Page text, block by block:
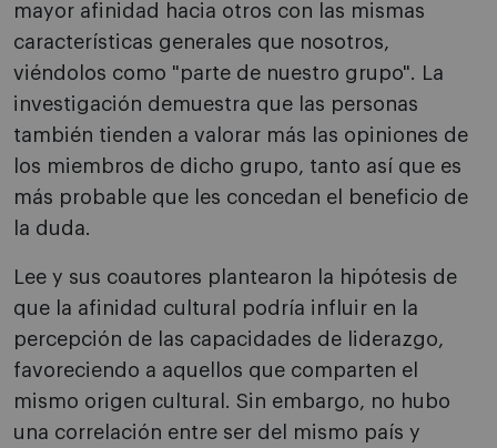
mayor afinidad hacia otros con las mismas
características generales que nosotros,
viéndolos como "parte de nuestro grupo". La
investigación demuestra que las personas
también tienden a valorar más las opiniones de
los miembros de dicho grupo, tanto así que es
más probable que les concedan el beneficio de
la duda.
Lee y sus coautores plantearon la hipótesis de
que la afinidad cultural podría influir en la
percepción de las capacidades de liderazgo,
favoreciendo a aquellos que comparten el
mismo origen cultural. Sin embargo, no hubo
una correlación entre ser del mismo país y